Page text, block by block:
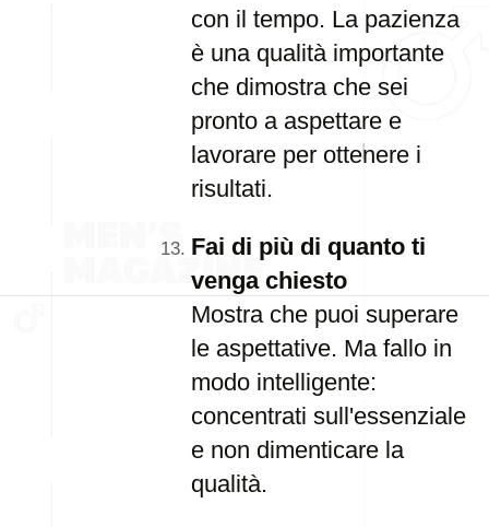
con il tempo. La pazienza
è una qualità importante
che dimostra che sei
pronto a aspettare e
lavorare per ottenere i
risultati.
Fai di più di quanto ti
venga chiesto
Mostra che puoi superare
le aspettative. Ma fallo in
modo intelligente:
concentrati sull'essenziale
e non dimenticare la
qualità.